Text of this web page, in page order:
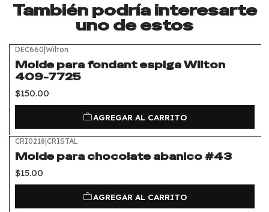
También podría interesarte
uno de estos
DEC660|Wilton
Molde para fondant espiga Wilton
409-7725
$150.00
AGREGAR AL CARRITO
CRI0218|CRISTAL
Molde para chocolate abanico #43
$15.00
AGREGAR AL CARRITO